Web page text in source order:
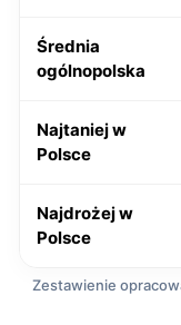
Średnia
ogólnopolska
Najtaniej w
Polsce
Najdrożej w
Polsce
Zestawienie